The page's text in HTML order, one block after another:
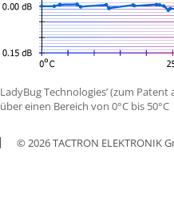
LadyBug Technologies’ (zum
über einen Bereich von 0°C bis 50°C
© 2026 TACTRON ELEKTRONIK